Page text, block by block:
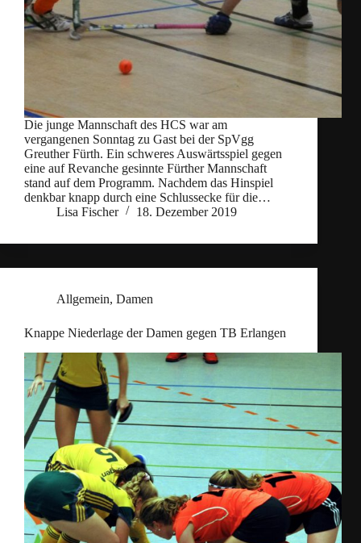
Die junge Mannschaft des HCS war am
vergangenen Sonntag zu Gast bei der SpVgg
Greuther Fürth. Ein schweres Auswärtsspiel gegen
eine auf Revanche gesinnte Fürther Mannschaft
stand auf dem Programm. Nachdem das Hinspiel
denkbar knapp durch eine Schlussecke für die…
Lisa Fischer
18. Dezember 2019
Allgemein, Damen
Knappe Niederlage der Damen gegen TB Erlangen